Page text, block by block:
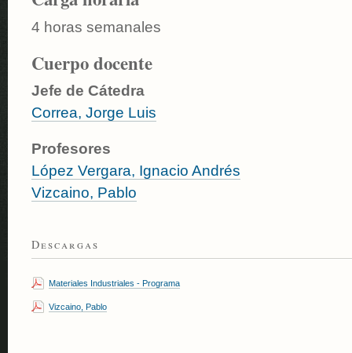
4 horas semanales
Cuerpo docente
Jefe de Cátedra
Correa, Jorge Luis
Profesores
López Vergara, Ignacio Andrés
Vizcaino, Pablo
Descargas
Materiales Industriales - Programa
Vizcaino, Pablo